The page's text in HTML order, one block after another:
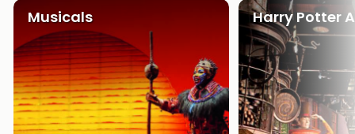
Musicals Harry Potter